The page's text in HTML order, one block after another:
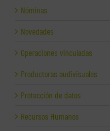
Nóminas
Novedades
Operaciones vinculadas
Productoras audivisuales
Protección de datos
Recursos Humanos